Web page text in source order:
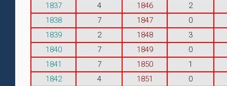
1837
4 1846
2
1838
7 1847
0
1839
2 1848
3
1840
7 1849
0
1841
7 1850
1
1842
4 1851
0